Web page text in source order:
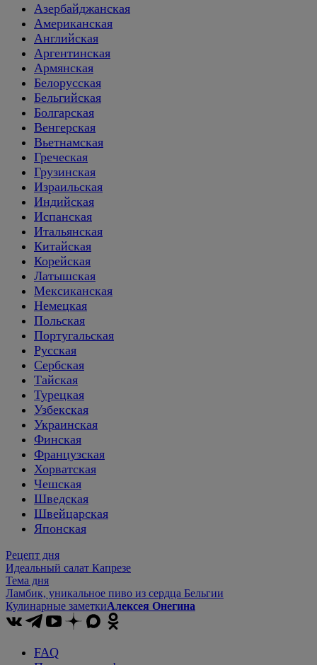
Азербайджанская
Американская
Английская
Аргентинская
Армянская
Белорусская
Бельгийская
Болгарская
Венгерская
Вьетнамская
Греческая
Грузинская
Израильская
Индийская
Испанская
Итальянская
Китайская
Корейская
Латышская
Мексиканская
Немецкая
Польская
Португальская
Русская
Сербская
Тайская
Турецкая
Узбекская
Украинская
Финская
Французская
Хорватская
Чешская
Шведская
Швейцарская
Японская
Рецепт дня
Идеальный салат Капрезе
Тема дня
Ламбик, уникальное пиво из сердца Бельгии
Кулинарные заметкиАлексея Онегина
FAQ